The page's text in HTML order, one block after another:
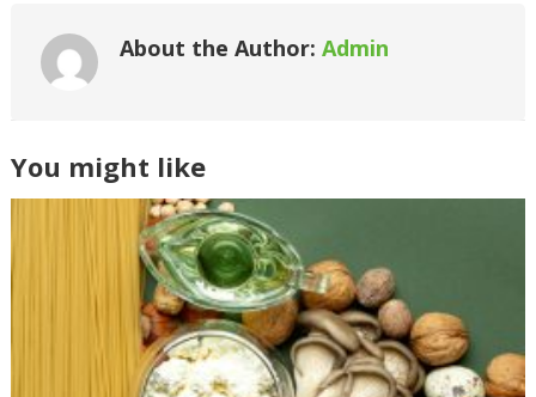
About the Author: Admin
You might like